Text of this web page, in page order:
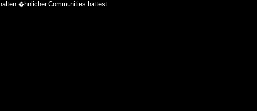
�hnlicher Communities hattest.